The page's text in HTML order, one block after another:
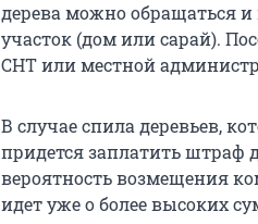
дерева можно обращаться и
участок (дом или сарай).
СНТ или местной
В случае спила деревьев,
придется заплатить штраф
вероятность возмещения
идет уже о более высоких